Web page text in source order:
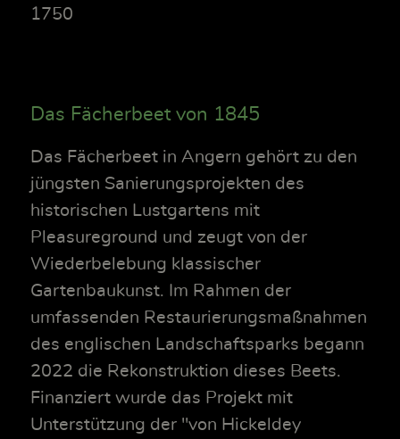
1750
Das Fächerbeet von 1845
Das Fächerbeet in Angern gehört zu den
jüngsten Sanierungsprojekten des
historischen Lustgartens mit
Pleasureground und zeugt von der
Wiederbelebung klassischer
Gartenbaukunst. Im Rahmen der
umfassenden Restaurierungsmaßnahmen
des englischen Landschaftsparks begann
2022 die Rekonstruktion dieses Beets.
Finanziert wurde das Projekt mit
Unterstützung der "von Hickeldey